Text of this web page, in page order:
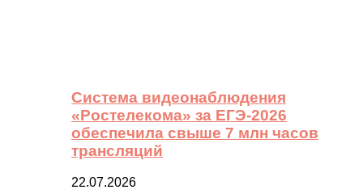
Система видеонаблюдения
«Ростелекома» за ЕГЭ-2026
обеспечила свыше 7 млн часов
трансляций
22.07.2026